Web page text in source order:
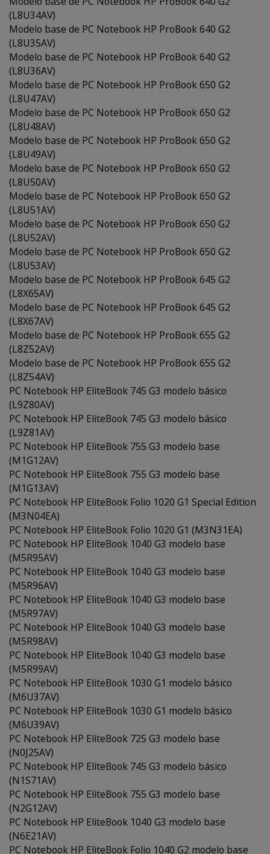
(L8U34AV)
Modelo base de PC Notebook HP ProBook 640 G2
(L8U35AV)
Modelo base de PC Notebook HP ProBook 640 G2
(L8U36AV)
Modelo base de PC Notebook HP ProBook 650 G2
(L8U47AV)
Modelo base de PC Notebook HP ProBook 650 G2
(L8U48AV)
Modelo base de PC Notebook HP ProBook 650 G2
(L8U49AV)
Modelo base de PC Notebook HP ProBook 650 G2
(L8U50AV)
Modelo base de PC Notebook HP ProBook 650 G2
(L8U51AV)
Modelo base de PC Notebook HP ProBook 650 G2
(L8U52AV)
Modelo base de PC Notebook HP ProBook 650 G2
(L8U53AV)
Modelo base de PC Notebook HP ProBook 645 G2
(L8X65AV)
Modelo base de PC Notebook HP ProBook 645 G2
(L8X67AV)
Modelo base de PC Notebook HP ProBook 655 G2
(L8Z52AV)
Modelo base de PC Notebook HP ProBook 655 G2
(L8Z54AV)
PC Notebook HP EliteBook 745 G3 modelo básico
(L9Z80AV)
PC Notebook HP EliteBook 745 G3 modelo básico
(L9Z81AV)
PC Notebook HP EliteBook 755 G3 modelo base
(M1G12AV)
PC Notebook HP EliteBook 755 G3 modelo base
(M1G13AV)
PC Notebook HP EliteBook Folio 1020 G1 Special Edition
(M3N04EA)
PC Notebook HP EliteBook Folio 1020 G1 (M3N31EA)
PC Notebook HP EliteBook 1040 G3 modelo base
(M5R95AV)
PC Notebook HP EliteBook 1040 G3 modelo base
(M5R96AV)
PC Notebook HP EliteBook 1040 G3 modelo base
(M5R97AV)
PC Notebook HP EliteBook 1040 G3 modelo base
(M5R98AV)
PC Notebook HP EliteBook 1040 G3 modelo base
(M5R99AV)
PC Notebook HP EliteBook 1030 G1 modelo básico
(M6U37AV)
PC Notebook HP EliteBook 1030 G1 modelo básico
(M6U39AV)
PC Notebook HP EliteBook 725 G3 modelo base
(N0J25AV)
PC Notebook HP EliteBook 745 G3 modelo básico
(N1S71AV)
PC Notebook HP EliteBook 755 G3 modelo base
(N2G12AV)
PC Notebook HP EliteBook 1040 G3 modelo base
(N6E21AV)
PC Notebook HP EliteBook Folio 1040 G2 modelo base